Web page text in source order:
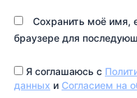
Сохранить моё имя,
браузере для
Я соглашаюсь с
данных и Согласием на